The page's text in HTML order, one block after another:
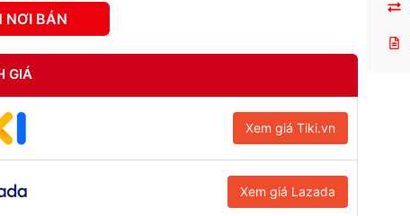
NƠI BÁN
GIÁ
Xem giá Tiki.vn
Xem giá Lazada